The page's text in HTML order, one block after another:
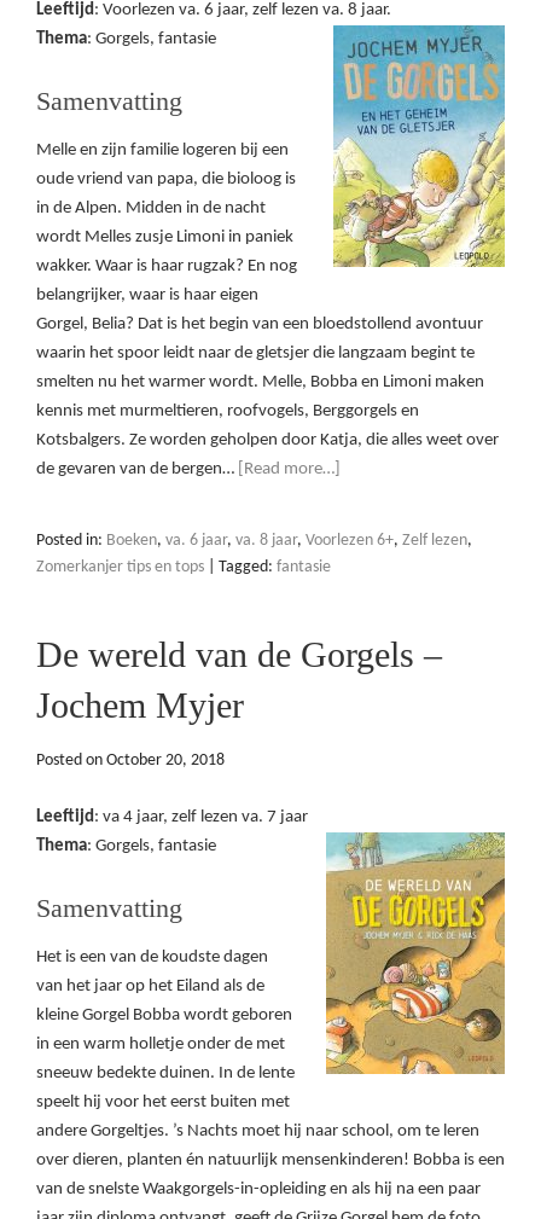
Leeftijd: Voorlezen va. 6 jaar, zelf lezen va. 8 jaar.
Thema: Gorgels, fantasie
Samenvatting
Melle en zijn familie logeren bij een
oude vriend van papa, die bioloog is
in de Alpen. Midden in de nacht
wordt Melles zusje Limoni in paniek
wakker. Waar is haar rugzak? En nog
belangrijker, waar is haar eigen
Gorgel, Belia? Dat is het begin van een bloedstollend avontuur
waarin het spoor leidt naar de gletsjer die langzaam begint te
smelten nu het warmer wordt. Melle, Bobba en Limoni maken
kennis met murmeltieren, roofvogels, Berggorgels en
Kotsbalgers. Ze worden geholpen door Katja, die alles weet over
de gevaren van de bergen… [Read more…]
Posted in: Boeken, va. 6 jaar, va. 8 jaar, Voorlezen 6+, Zelf lezen,
Zomerkanjer tips en tops
Tagged: fantasie
De wereld van de Gorgels –
Jochem Myjer
Posted on October 20, 2018
Leeftijd: va 4 jaar, zelf lezen va. 7 jaar
Thema: Gorgels, fantasie
Samenvatting
Het is een van de koudste dagen
van het jaar op het Eiland als de
kleine Gorgel Bobba wordt geboren
in een warm holletje onder de met
sneeuw bedekte duinen. In de lente
speelt hij voor het eerst buiten met
andere Gorgeltjes. ’s Nachts moet hij naar school, om te leren
over dieren, planten én natuurlijk mensenkinderen! Bobba is een
van de snelste Waakgorgels-in-opleiding en als hij na een paar